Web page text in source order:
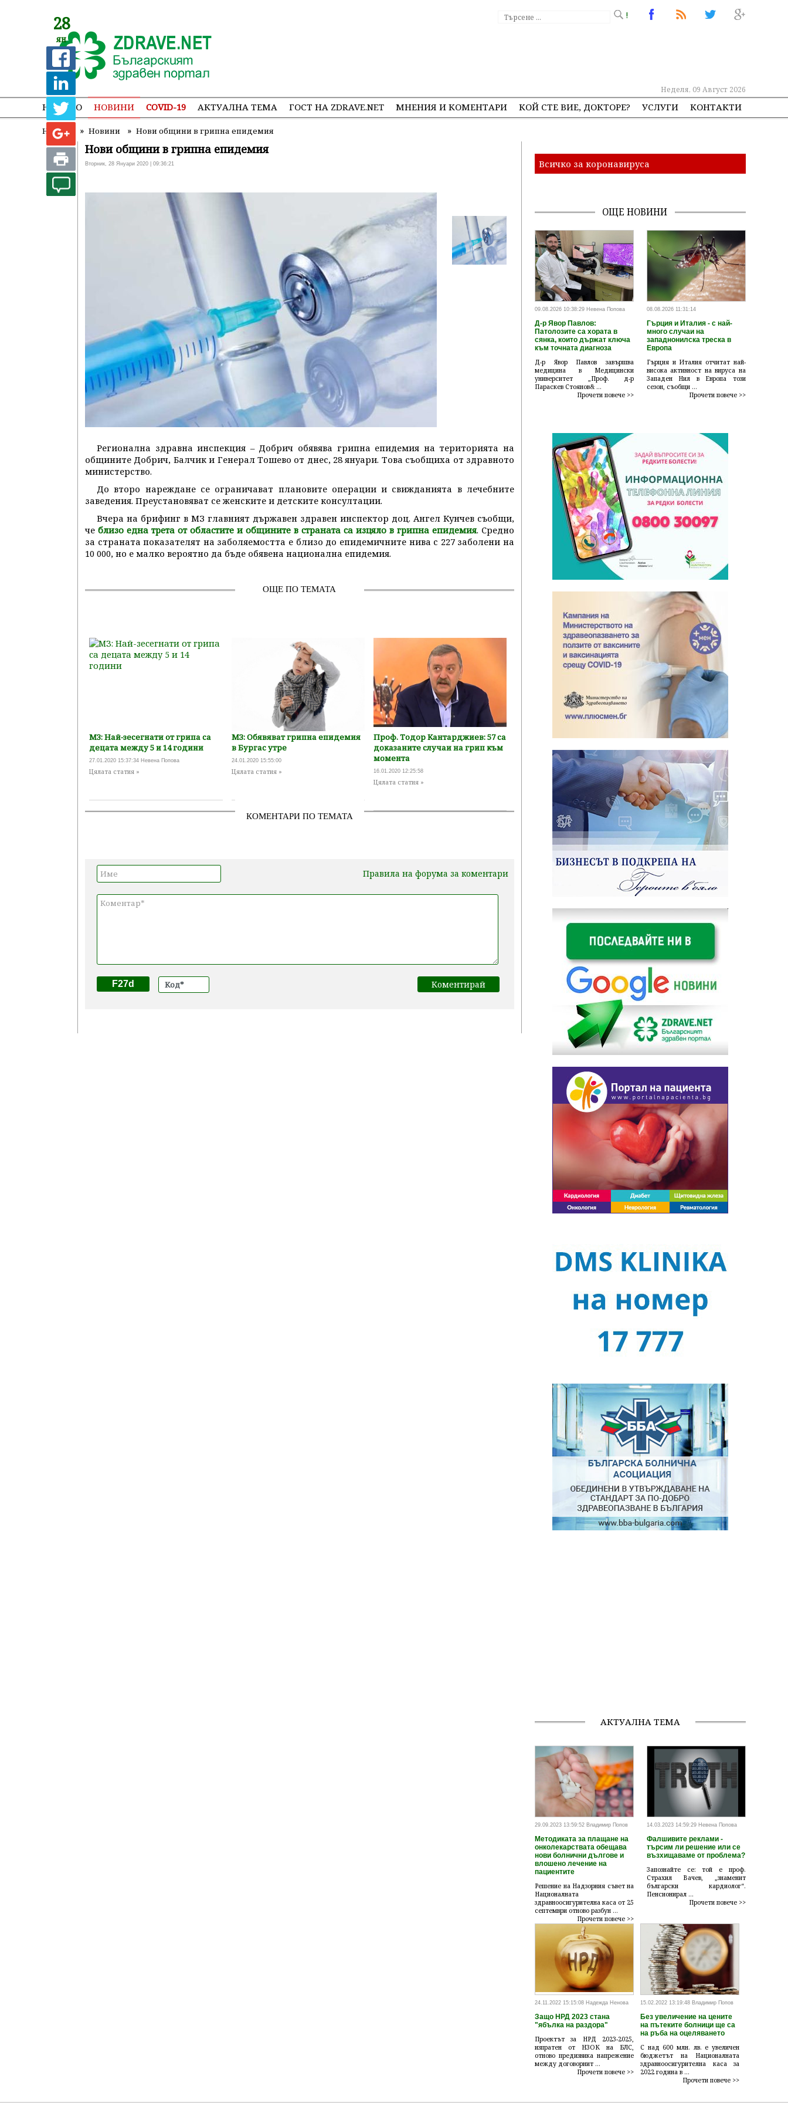
!
Неделя, 09 Август 2026
НАЧАЛО НОВИНИ COVID-19 АКТУАЛНА ТЕМА ГОСТ НА ZDRAVE.NET МНЕНИЯ И КОМЕНТАРИ КОЙ СТЕ ВИЕ, ДОКТОРЕ? УСЛУГИ КОНТАКТИ
Начало » Новини » Нови общини в грипна епидемия
28
ян
Нови общини в грипна епидемия
Вторник, 28 Януари 2020 | 09:36:21
Регионална здравна инспекция – Добрич обявява грипна епидемия на територията на
общините Добрич, Балчик и Генерал Тошево от днес, 28 януари. Това съобщиха от здравното
министерство.
До второ нареждане се ограничават плановите операции и свижданията в лечебните
заведения. Преустановяват се женските и детските консултации.
Вчера на брифинг в МЗ главният държавен здравен инспектор доц. Ангел Кунчев съобщи,
че близо една трета от областите и общините в страната са изцяло в грипна епидемия. Средно
за страната показателят на заболяемостта е близо до епидемичните нива с 227 заболени на
10 000, но е малко вероятно да бъде обявена национална епидемия.
ОЩЕ ПО ТЕМАТА
МЗ: Най-зесегнати от грипа са
децата между 5 и 14 години
27.01.2020 15:37:34 Невена Попова
Цялата статия »
МЗ: Обявяват грипна епидемия
в Бургас утре
24.01.2020 15:55:00
Цялата статия »
Проф. Тодор Кантарджиев: 57 са
доказаните случаи на грип към
момента
16.01.2020 12:25:58
Цялата статия »
КОМЕНТАРИ ПО ТЕМАТА
Правила на форума за коментари
F27d
Всичко за коронавируса
ОЩЕ НОВИНИ
09.08.2026 10:38:29 Невена Попова
Д-р Явор Павлов:
Патолозите са хората в
сянка, които държат ключа
към точната диагноза
Д-р Явор Павлов завършва
медицина в Медицински
университет „Проф. д-р
Параскев Стоянов& ...
Прочети повече >>
08.08.2026 11:31:14
Гърция и Италия - с най-
много случаи на
западнонилска треска в
Европа
Гърция и Италия отчитат най-
висока активност на вируса на
Западен Нил в Европа този
сезон, съобщи ...
Прочети повече >>
АКТУАЛНА ТЕМА
29.09.2023 13:59:52 Владимир Попов
Методиката за плащане на
онколекарствата обещава
нови болнични дългове и
влошено лечение на
пациентите
Решение на Надзорния съвет на
Националната
здравноосигурителна каса от 25
септември отново разбун ...
Прочети повече >>
14.03.2023 14:59:29 Невена Попова
Фалшивите реклами -
търсим ли решение или се
възхищаваме от проблема?
Запознайте се: той е проф.
Страхил Вачев, „знаменит
български кардиолог“.
Пенсионирал ...
Прочети повече >>
24.11.2022 15:15:08 Надежда Ненова
Защо НРД 2023 стана
"ябълка на раздора"
Проектът за НРД 2023-2025,
изпратен от НЗОК на БЛС,
отново предизвика напрежение
между договорнит ...
Прочети повече >>
15.02.2022 13:19:48 Владимир Попов
Без увеличение на цените
на пътеките болници ще са
на ръба на оцеляването
С над 600 млн. лв. е увеличен
бюджетът на Националната
здравноосигурителна каса за
2022 година в ...
Прочети повече >>